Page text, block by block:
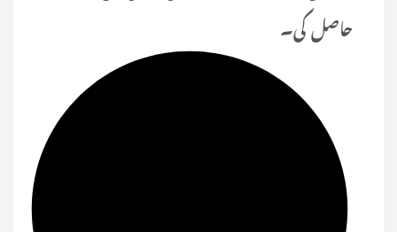
حاصل کی۔